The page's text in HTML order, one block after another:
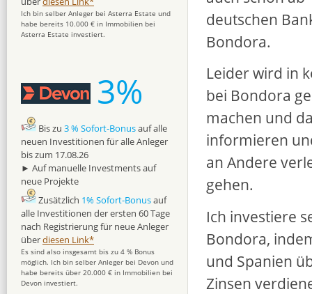
deutschen
Bondora.
Leider wird in
bei Bondora
machen und
informieren
an Andere
gehen.
Ich investiere
Bondora,
und Spanien
Zinsen
Ich bin selber Anleger bei Asterra Estate und
habe bereits 10.000 € in Immobilien bei
Asterra Estate investiert.
3%
Bis zu 3 % Sofort-Bonusauf alle
neuen Investitionen für alle Anleger
bis zum 17.08.26
► Auf manuelle Investments auf
neue Projekte
Zusätzlich 1% Sofort-Bonusauf
alle Investitionen der ersten 60 Tage
nach Registrierung für neue Anleger
überdiesen Link*
Es sind also insgesamt bis zu 4 % Bonus
möglich. Ich bin selber Anleger bei Devon und
habe bereits über 20.000 € in Immobilien bei
Devon investiert.